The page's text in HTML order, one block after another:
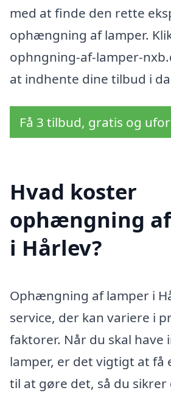
med at finde den rette
ophængning af lamper.
ophngning-af-lamper-
at indhente dine tilbud i
Få 3 tilbud, gratis og
Hvad koster
ophængning
i Hårlev?
Ophængning af lamper i
service, der kan variere i
faktorer. Når du skal have
lamper, er det vigtigt at få
til at gøre det, så du